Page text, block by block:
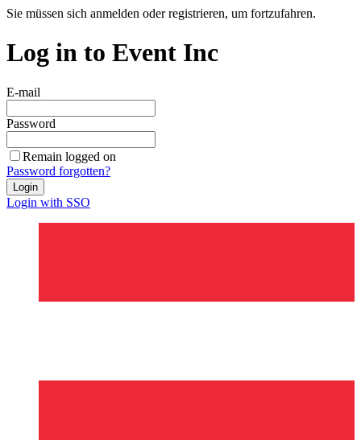
Sie müssen sich anmelden oder registrieren, um fortzufahren.
Log in to Event Inc
E-mail
Password
Remain logged on
Password forgotten?
Login
Login with SSO